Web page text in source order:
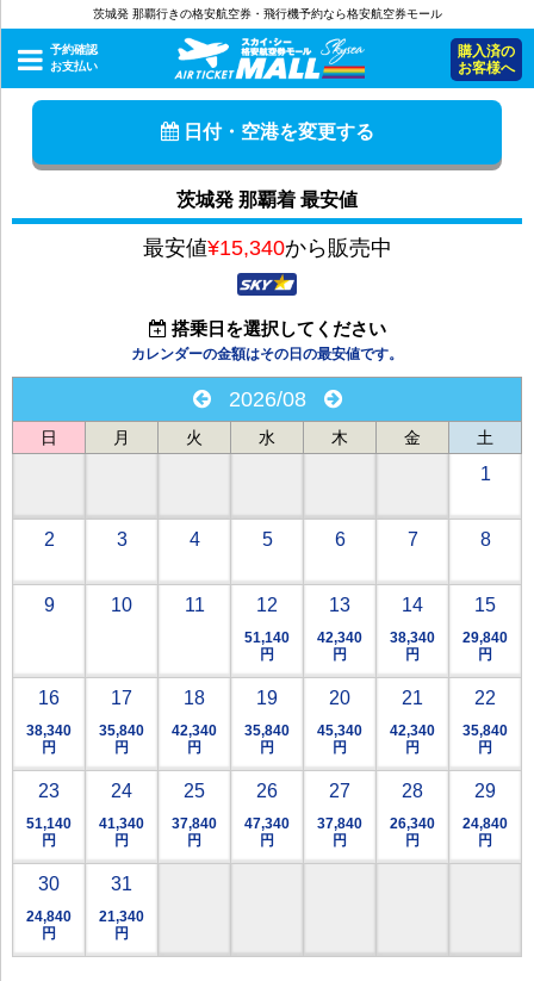
茨城発 那覇行きの格安航空券・飛行機予約なら格安航空券モール
予約確認
お支払い
購入済の
お客様へ
日付・空港を変更する
茨城発 那覇着 最安値
最安値¥15,340から販売中
搭乗日を選択してください
カレンダーの金額はその日の最安値です。
2026/08
日 月 火 水 木 金 土
1
2 3 4 5 6 7 8
9 10 11 12
51,140
円
13
42,340
円
14
38,340
円
15
29,840
円
16
38,340
円
17
35,840
円
18
42,340
円
19
35,840
円
20
45,340
円
21
42,340
円
22
35,840
円
23
51,140
円
24
41,340
円
25
37,840
円
26
47,340
円
27
37,840
円
28
26,340
円
29
24,840
円
30
24,840
円
31
21,340
円